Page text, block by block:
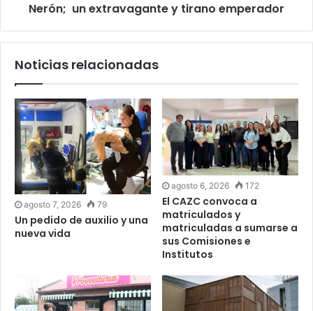
Nerón; un extravagante y tirano emperador
Noticias relacionadas
agosto 7, 2026 79
Un pedido de auxilio y una
nueva vida
agosto 6, 2026 172
El CAZC convoca a
matriculados y
matriculadas a sumarse a
sus Comisiones e
Institutos